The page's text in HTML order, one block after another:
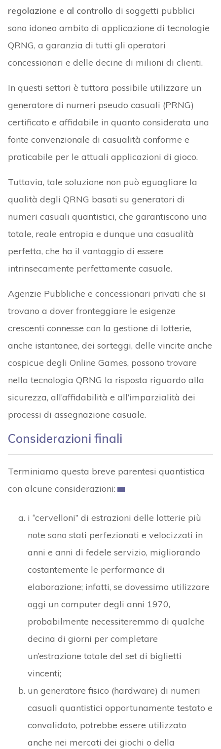
regolazione e al controllo di soggetti pubblici
sono idoneo ambito di applicazione di tecnologie
QRNG, a garanzia di tutti gli operatori
concessionari e delle decine di milioni di clienti.
In questi settori è tuttora possibile utilizzare un
generatore di numeri pseudo casuali (PRNG)
certificato e affidabile in quanto considerata una
fonte convenzionale di casualità conforme e
praticabile per le attuali applicazioni di gioco.
Tuttavia, tale soluzione non può eguagliare la
qualità degli QRNG basati su generatori di
numeri casuali quantistici, che garantiscono una
totale, reale entropia e dunque una casualità
perfetta, che ha il vantaggio di essere
intrinsecamente perfettamente casuale.
Agenzie Pubbliche e concessionari privati che si
trovano a dover fronteggiare le esigenze
crescenti connesse con la gestione di lotterie,
anche istantanee, dei sorteggi, delle vincite anche
cospicue degli Online Games, possono trovare
nella tecnologia QRNG la risposta riguardo alla
sicurezza, all’affidabilità e all’imparzialità dei
processi di assegnazione casuale.
Considerazioni finali
Terminiamo questa breve parentesi quantistica
con alcune considerazioni:
i “cervelloni” di estrazioni delle lotterie più
note sono stati perfezionati e velocizzati in
anni e anni di fedele servizio, migliorando
costantemente le performance di
elaborazione; infatti, se dovessimo utilizzare
oggi un computer degli anni 1970,
probabilmente necessiteremmo di qualche
decina di giorni per completare
un’estrazione totale del set di biglietti
vincenti;
un generatore fisico (hardware) di numeri
casuali quantistici opportunamente testato e
convalidato, potrebbe essere utilizzato
anche nei mercati dei giochi o della